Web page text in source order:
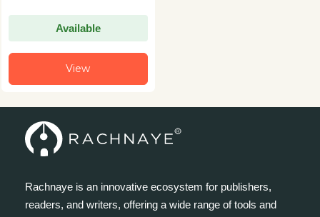
Available
View
Rachnaye is an innovative ecosystem for publishers,
readers, and writers, offering a wide range of tools and